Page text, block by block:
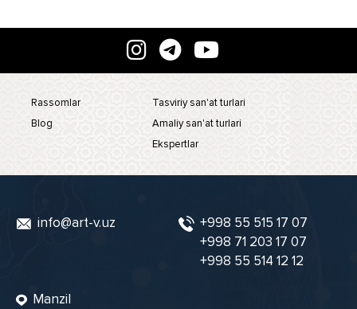
Rassomlar
Blog
Tasviriy san'at turlari
Amaliy san'at turlari
Ekspertlar
info@art-v.uz
+998 55 515 17 07
+998 71 203 17 07
+998 55 514 12 12
Manzil